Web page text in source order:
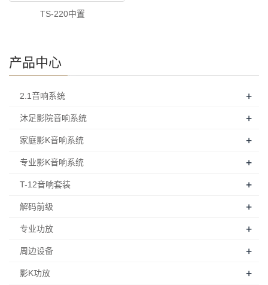
TS-220中置
产品中心
2.1音响系统 +
沐足影院音响系统 +
家庭影K音响系统 +
专业影K音响系统 +
T-12音响套装 +
解码前级 +
专业功放 +
周边设备 +
影K功放 +